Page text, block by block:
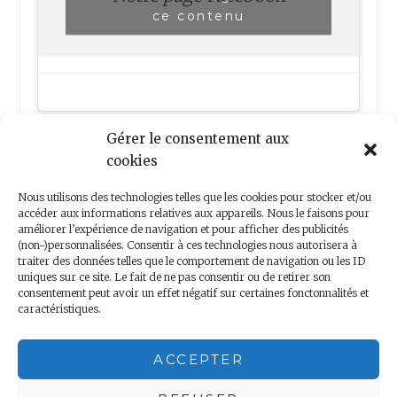
Gérer le consentement aux
cookies
Nous utilisons des technologies telles que les cookies pour stocker et/ou
accéder aux informations relatives aux appareils. Nous le faisons pour
améliorer l’expérience de navigation et pour afficher des publicités
(non-)personnalisées. Consentir à ces technologies nous autorisera à
traiter des données telles que le comportement de navigation ou les ID
uniques sur ce site. Le fait de ne pas consentir ou de retirer son
consentement peut avoir un effet négatif sur certaines fonctonnalités et
caractéristiques.
ACCEPTER
ce contenu
Nous contacter